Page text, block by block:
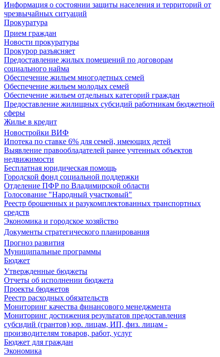
Информация о состоянии защиты населения и территорий от
чрезвычайных ситуаций
Прокуратура
Прием граждан
Новости прокуратуры
Прокурор разъясняет
Предоставление жилых помещений по договорам
социального найма
Обеспечение жильем многодетных семей
Обеспечение жильем молодых семей
Обеспечение жильем отдельных категорий граждан
Предоставление жилищных субсидий работникам бюджетной
сферы
Жилье в кредит
Новостройки ВИФ
Ипотека по ставке 6% для семей, имеющих детей
Выявление правообладателей ранее учтенных объектов
недвижимости
Бесплатная юридическая помощь
Городской фонд социальной поддержки
Отделение ПФР по Владимирской области
Голосование "Народный участковый"
Реестр брошенных и разукомплектованных транспортных
средств
Экономика и городское хозяйство
Документы стратегического планирования
Прогноз развития
Муниципальные программы
Бюджет
Утвержденные бюджеты
Отчеты об исполнении бюджета
Проекты бюджетов
Реестр расходных обязательств
Мониторинг качества финансового менеджмента
Мониторинг достижения результатов предоставления
субсидий (грантов) юр. лицам, ИП, физ. лицам -
производителям товаров, работ, услуг
Бюджет для граждан
Экономика